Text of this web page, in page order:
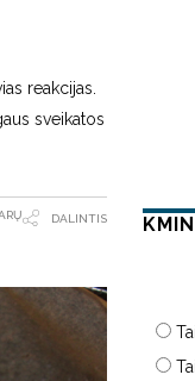
reakcijas.
sveikatos
DALINTIS